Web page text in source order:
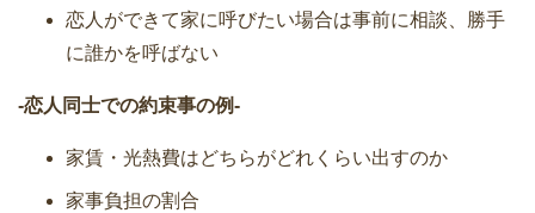
恋人ができて家に呼びたい場合は事前に相談、勝手
に誰かを呼ばない
-恋人同士での約束事の例-
家賃・光熱費はどちらがどれくらい出すのか
家事負担の割合